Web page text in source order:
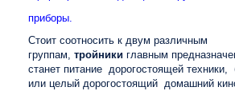
приборы.
Стоит соотносить к двум различным
группам, тройники главным
станет питание дорогостоящей
или целый дорогостоящий домашний